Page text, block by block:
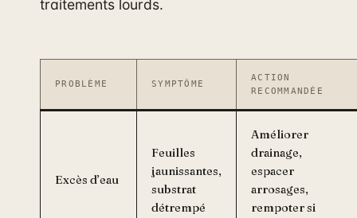
traitements lourds.
PROBLÈME SYMPTÔME
ACTION
RECOMMANDÉE
Excès d’eau
Feuilles
jaunissantes,
substrat
détrempé
Améliorer
drainage,
espacer
arrosages,
rempoter si